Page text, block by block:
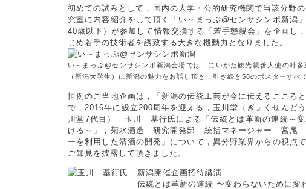
初めての試みとして，国内の大学・公的研究機関で当該分野
究室に内容紹介をして頂く「い～まっぷ@センサシンポ新潟
40歳以下）が参加して情報交換する「若手懇親会」を企画し
じめ若手の技術者を誘致する大きな機動力となりました。
い～まっぷ@センサシンポ新潟会場では，にいがた観光親善大使の叶
（新潟大学生）に新潟の魅力をお話し頂き，引き続き58のポスターすべ
恒例のご当地企画は，「新潟の伝統工芸が今に伝えるこころ
で，2016年に設立200周年を迎える，玉川堂（ぎょくせんど
川堂7代目） 玉川 基行氏による「伝統とは革新の連続～変
ける～」，菊水酒造 研究開発部 統括マネージャー 宮尾
ーを利用した清酒の開発」について，異分野業界からの視点
ご知見を披露して頂きました。
新潟開催企画招待講演
伝統とは革新の連続 〜変わらないために変